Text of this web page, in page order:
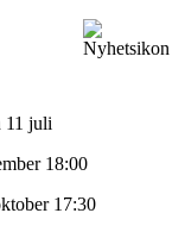
11 juli
18:00
17:30